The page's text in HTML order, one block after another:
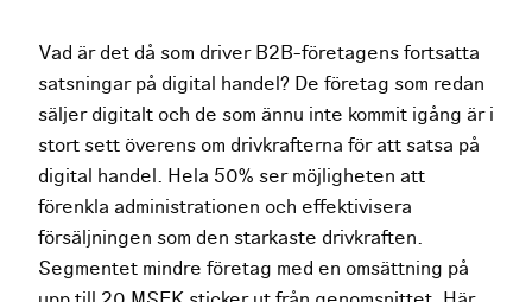
Vad är det då som driver B2B-företagens fortsatta
satsningar på digital handel? De företag som redan
säljer digitalt och de som ännu inte kommit igång är i
stort sett överens om drivkrafterna för att satsa på
digital handel. Hela 50% ser möjligheten att
förenkla administrationen och effektivisera
försäljningen som den starkaste drivkraften.
Segmentet mindre företag med en omsättning på